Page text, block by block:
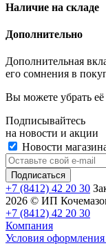
Наличие на складе
Дополнительно
Дополнительная
его сомнения в
Вы можете убрать
Подписывайтесь
на новости и акции
Новости
+7 (8412) 42 20 30
2026 © ИП
+7 (8412) 42 20 30
Компания
Условия оформления